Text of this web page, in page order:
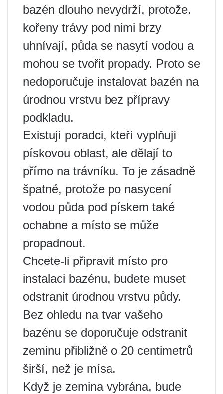
bazén dlouho nevydrží, protože.
kořeny trávy pod nimi brzy
uhnívají, půda se nasytí vodou a
mohou se tvořit propady. Proto se
nedoporučuje instalovat bazén na
úrodnou vrstvu bez přípravy
podkladu.
Existují poradci, kteří vyplňují
pískovou oblast, ale dělají to
přímo na trávníku. To je zásadně
špatné, protože po nasycení
vodou půda pod pískem také
ochabne a místo se může
propadnout.
Chcete-li připravit místo pro
instalaci bazénu, budete muset
odstranit úrodnou vrstvu půdy.
Bez ohledu na tvar vašeho
bazénu se doporučuje odstranit
zeminu přibližně o 20 centimetrů
širší, než je mísa.
Když je zemina vybrána, bude